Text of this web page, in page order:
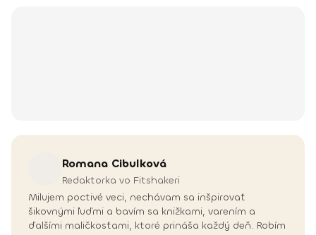
Romana Cibulková
Redaktorka vo Fitshakeri
Milujem poctivé veci, nechávam sa inšpirovať
šikovnými ľuďmi a bavím sa knižkami, varením a
ďalšími maličkosťami, ktoré prináša každý deň. Robím